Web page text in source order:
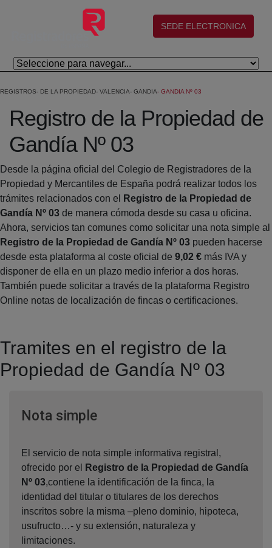
Skip to Main Content
(abre en nueva ventana)
SEDE ELECTRONICA
REGISTROS DE LA PROPIEDAD VALENCIA GANDIA GANDIA Nº 03
Registro de la Propiedad de
Gandía Nº 03
Desde la página oficial del Colegio de Registradores de la
Propiedad y Mercantiles de España podrá realizar todos los
trámites relacionados con el
Registro de la Propiedad de
Gandía Nº 03 de manera cómoda desde su casa u oficina.
Ahora, servicios tan comunes como solicitar una nota simple al
Registro de la Propiedad de Gandía Nº 03 pueden hacerse
desde esta plataforma al coste oficial de 9,02 € más IVA y
disponer de ella en un plazo medio inferior a dos horas.
También puede solicitar a través de la plataforma Registro
Online notas de localización de fincas o certificaciones.
Tramites en el registro de la
Propiedad de Gandía Nº 03
Nota simpleVentana nueva
El servicio de nota simple informativa registral,
ofrecido por el
Registro de la Propiedad de Gandía
Nº 03,contiene la identificación de la finca, la
identidad del titular o titulares de los derechos
inscritos sobre la misma –pleno dominio, hipoteca,
usufructo…- y su extensión, naturaleza y
limitaciones.